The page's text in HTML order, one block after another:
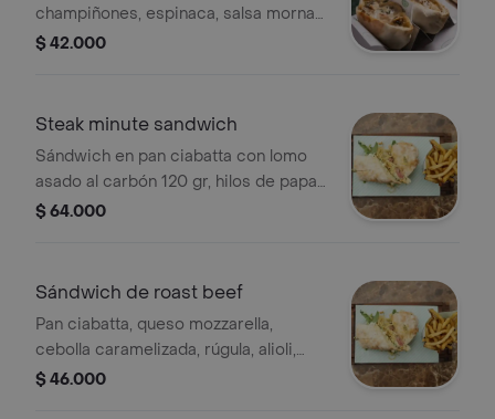
champiñones, espinaca, salsa mornay
y queso, acompañada de papas a la
$ 42.000
Steak minute sandwich
Sándwich en pan ciabatta con lomo
asado al carbón 120 gr, hilos de papa
crocante, cebolla caramelizada, gravy
$ 64.000
Sándwich de roast beef
Pan ciabatta, queso mozzarella,
cebolla caramelizada, rúgula, alioli,
dijon y papas a la francesa.
$ 46.000